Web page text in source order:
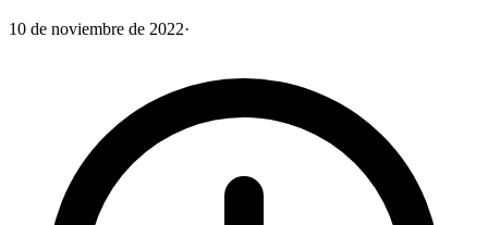
10 de noviembre de 2022·